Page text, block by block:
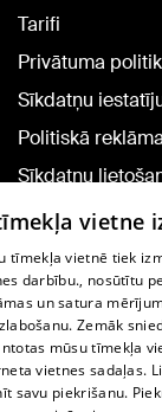
Tarifi
Privātuma
Sīkdatņu
Politiskā reklāma
Sīkdatņu
noteikumi
Komentāru
TV programma
Līguma
360 Ziņu kontakti
vietne
tīmekļa vietnē tiek
darbību., nosūtītu
un satura
Zemāk
mūsu tīmekļa
vietnes sadaļas.
savu piekrišanu.